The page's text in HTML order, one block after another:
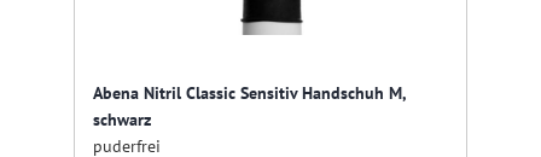
Abena Nitril Classic Sensitiv Handschuh M,
schwarz
puderfrei